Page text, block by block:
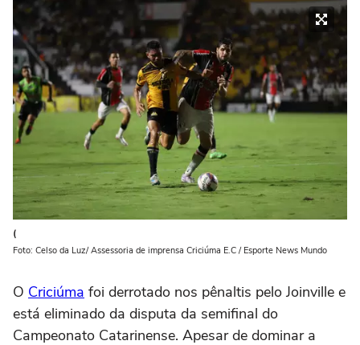
(
Foto: Celso da Luz/ Assessoria de imprensa Criciúma E.C / Esporte News Mundo
O Criciúma foi derrotado nos pênaltis pelo Joinville e
está eliminado da disputa da semifinal do
Campeonato Catarinense. Apesar de dominar a